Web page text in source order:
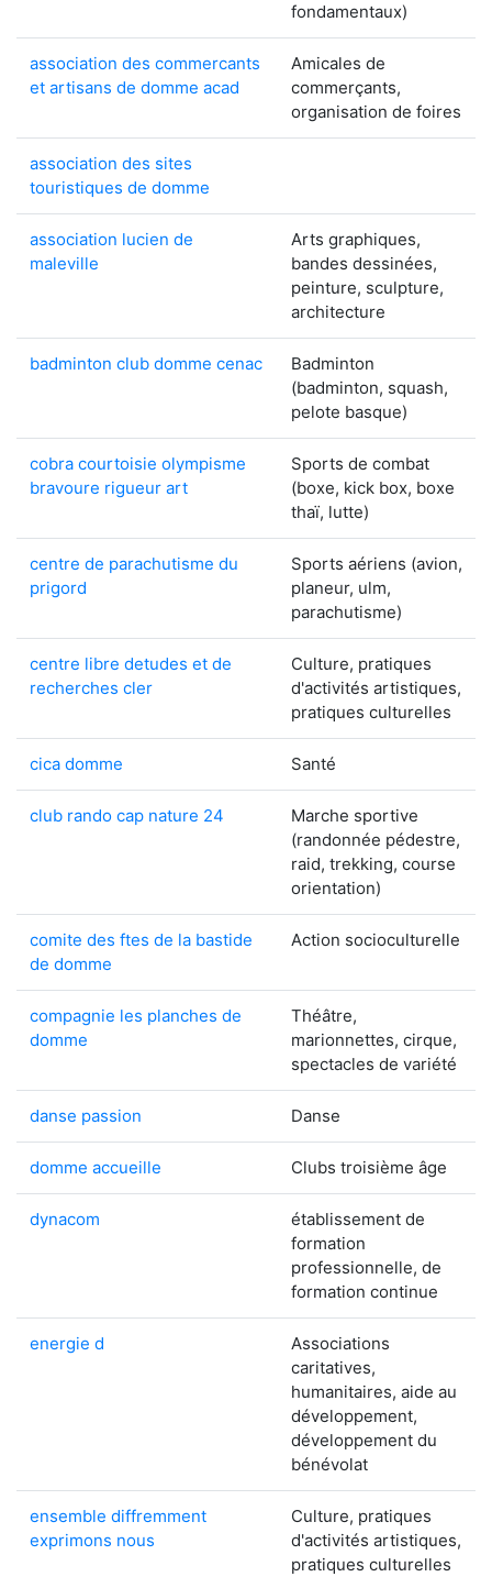
fondamentaux)
association des commercants
et artisans de domme acad
Amicales de
commerçants,
organisation de foires
association des sites
touristiques de domme
association lucien de
maleville
Arts graphiques,
bandes dessinées,
peinture, sculpture,
architecture
badminton club domme cenac
Badminton
(badminton, squash,
pelote basque)
cobra courtoisie olympisme
bravoure rigueur art
Sports de combat
(boxe, kick box, boxe
thaï, lutte)
centre de parachutisme du
prigord
Sports aériens (avion,
planeur, ulm,
parachutisme)
centre libre detudes et de
recherches cler
Culture, pratiques
d'activités artistiques,
pratiques culturelles
cica domme Santé
club rando cap nature 24
Marche sportive
(randonnée pédestre,
raid, trekking, course
orientation)
comite des ftes de la bastide
de domme
Action socioculturelle
compagnie les planches de
domme
Théâtre,
marionnettes, cirque,
spectacles de variété
danse passion Danse
domme accueille Clubs troisième âge
dynacom
établissement de
formation
professionnelle, de
formation continue
energie d
Associations
caritatives,
humanitaires, aide au
développement,
développement du
bénévolat
ensemble diffremment
exprimons nous
Culture, pratiques
d'activités artistiques,
pratiques culturelles